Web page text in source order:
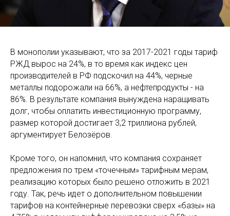
В монополии указывают, что за 2017-2021 годы тариф
РЖД вырос на 24%, в то время как индекс цен
производителей в РФ подскочил на 44%, черные
металлы подорожали на 66%, а нефтепродукты - на
86%. В результате компания вынуждена наращивать
долг, чтобы оплатить инвестиционную программу,
размер которой достигает 3,2 триллиона рублей,
аргументирует Белозёров.
Кроме того, он напомнил, что компания сохраняет
предложения по трем «точечным» тарифным мерам,
реализацию которых было решено отложить в 2021
году. Так, речь идет о дополнительном повышении
тарифов на контейнерные перевозки сверх «базы» на